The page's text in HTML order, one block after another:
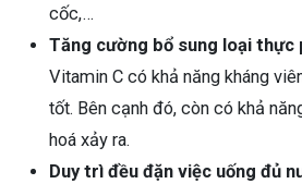
cốc,…
Tăng cường bổ sung loại thực
Vitamin C có khả năng kháng
tốt. Bên cạnh đó, còn có khả
hoá xảy ra.
Duy trì đều đặn việc uống đủ